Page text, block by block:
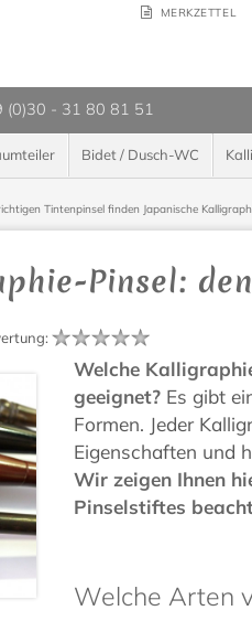
MERKZETTEL
(0)30 - 31 80 81 51
Bidet / Dusch-WC
Tintenpinsel finden Japanische
Pinsel:
:
Welche
geeignet? Es gibt
Formen. Jeder
Eigenschaften und
Wir zeigen Ihnen
Pinselstiftes
Welche Arten